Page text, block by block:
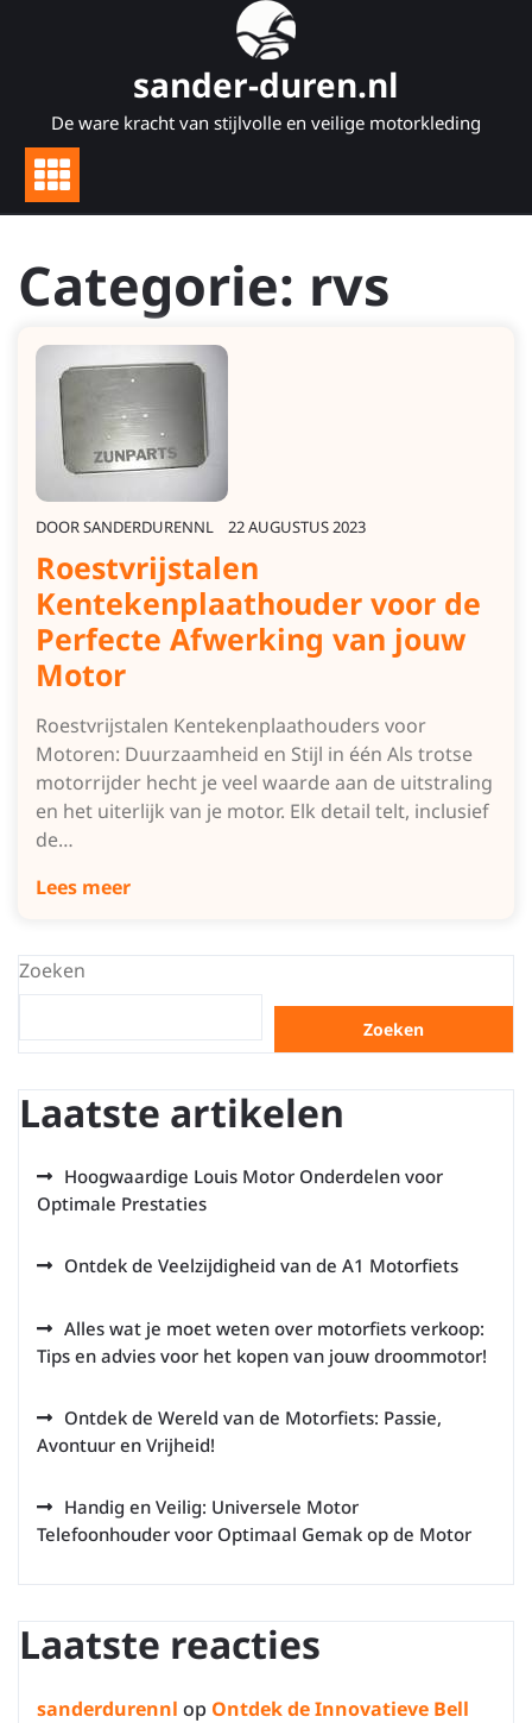
sander-duren.nl
De ware kracht van stijlvolle en veilige motorkleding
Categorie: rvs
DOORSANDERDURENNL 22 AUGUSTUS 2023
Roestvrijstalen
Kentekenplaathouder voor de
Perfecte Afwerking van jouw
Motor
Roestvrijstalen Kentekenplaathouders voor
Motoren: Duurzaamheid en Stijl in één Als trotse
motorrijder hecht je veel waarde aan de uitstraling
en het uiterlijk van je motor. Elk detail telt, inclusief
de…
Lees meer
Zoeken
Zoeken
Laatste artikelen
Hoogwaardige Louis Motor Onderdelen voor
Optimale Prestaties
Ontdek de Veelzijdigheid van de A1 Motorfiets
Alles wat je moet weten over motorfiets verkoop:
Tips en advies voor het kopen van jouw droommotor!
Ontdek de Wereld van de Motorfiets: Passie,
Avontuur en Vrijheid!
Handig en Veilig: Universele Motor
Telefoonhouder voor Optimaal Gemak op de Motor
Laatste reacties
sanderdurennl op Ontdek de Innovatieve Bell